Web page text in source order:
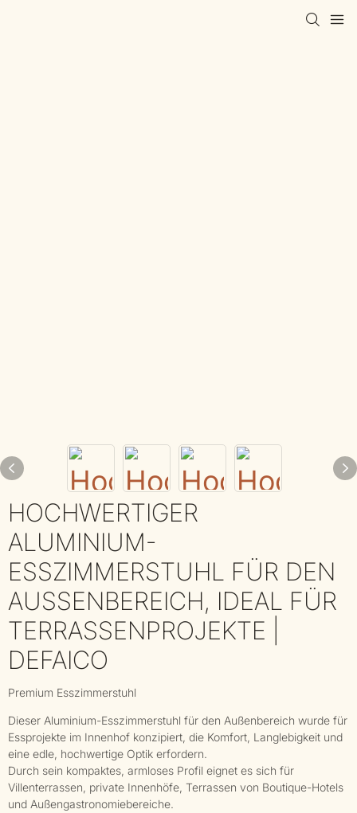
HOCHWERTIGER
ALUMINIUM-
ESSZIMMERSTUHL FÜR DEN
AUSSENBEREICH, IDEAL FÜR T
ERRASSENPROJEKTE | D
EFAICO
Premium Esszimmerstuhl
Dieser Aluminium-Esszimmerstuhl für den Außenbereich wurde für
Essprojekte im Innenhof konzipiert, die Komfort, Langlebigkeit und
eine edle, hochwertige Optik erfordern.
Durch sein kompaktes, armloses Profil eignet es sich für
Villenterrassen, private Innenhöfe, Terrassen von Boutique-Hotels
und Außengastronomiebereiche.